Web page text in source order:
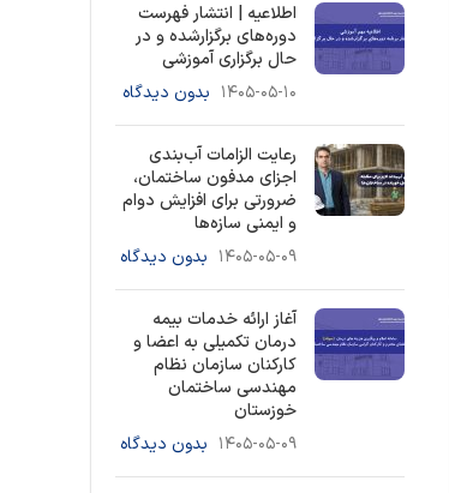
اطلاعیه | انتشار فهرست
دوره‌های برگزارشده و در
حال برگزاری آموزشی
۱۴۰۵-۰۵-۱۰ بدون دیدگاه
رعایت الزامات آب‌بندی
اجزای مدفون ساختمان،
ضرورتی برای افزایش دوام
و ایمنی سازه‌ها
۱۴۰۵-۰۵-۰۹ بدون دیدگاه
آغاز ارائه خدمات بیمه
درمان تکمیلی به اعضا و
کارکنان سازمان نظام
مهندسی ساختمان
خوزستان
۱۴۰۵-۰۵-۰۹ بدون دیدگاه